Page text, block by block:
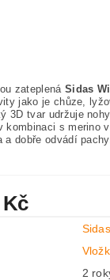
zateplená Sidas
jako je chůze,
3D tvar udržuje
kombinaci s merino
a dobře odvádí
Kč
Sidas
2